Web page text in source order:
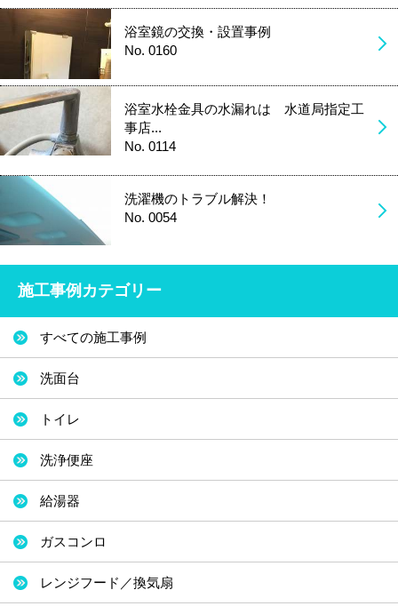
浴室鏡の交換・設置事例
No. 0160
浴室水栓金具の水漏れは 水道局指定工
事店...
No. 0114
洗濯機のトラブル解決！
No. 0054
施工事例カテゴリー
すべての施工事例
洗面台
トイレ
洗浄便座
給湯器
ガスコンロ
レンジフード／換気扇